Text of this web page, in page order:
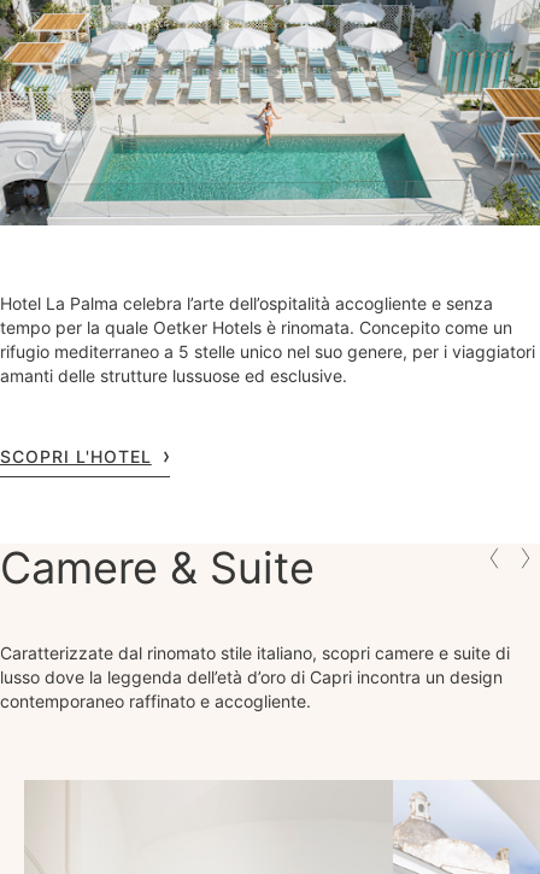
Hotel La Palma celebra l’arte dell’ospitalità accogliente e senza
tempo per la quale Oetker Hotels è rinomata. Concepito come un
rifugio mediterraneo a 5 stelle unico nel suo genere, per i viaggiatori
amanti delle strutture lussuose ed esclusive.
SCOPRI L'HOTEL
Camere & Suite
Caratterizzate dal rinomato stile italiano, scopri camere e suite di
lusso dove la leggenda dell’età d’oro di Capri incontra un design
contemporaneo raffinato e accogliente.